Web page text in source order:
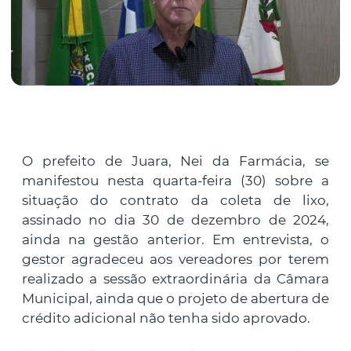
O prefeito de Juara, Nei da Farmácia, se
manifestou nesta quarta-feira (30) sobre a
situação do contrato da coleta de lixo,
assinado no dia 30 de dezembro de 2024,
ainda na gestão anterior. Em entrevista, o
gestor agradeceu aos vereadores por terem
realizado a sessão extraordinária da Câmara
Municipal, ainda que o projeto de abertura de
crédito adicional não tenha sido aprovado.